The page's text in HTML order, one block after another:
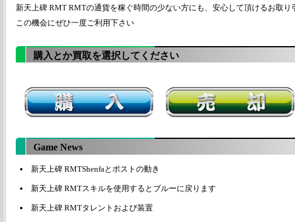
新天上碑 RMT RMTの通貨を稼ぐ時間の少ない方にも、安心して頂けるお取り
この機会にぜひ一度ご利用下さい
購入とか買取を選択してください
Game News
新天上碑 RMTShenfaとポストの動き
新天上碑 RMTスキルを使用するとブルーに戻ります
新天上碑 RMTタレントおよび装置